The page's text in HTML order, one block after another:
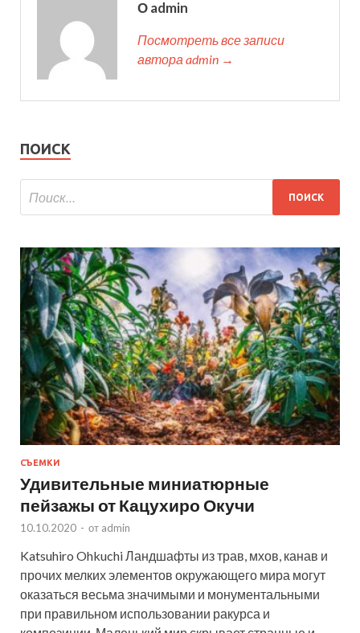
О admin
Посмотреть все записи
автора admin →
ПОИСК
СЪЕМКИ
Удивительные миниатюрные
пейзажы от Кацухиро Окучи
10.10.2020 - от admin
Katsuhiro Ohkuchi Ландшафты из трав, мхов, канав и
прочих мелких элементов окружающего мира могут
оказаться весьма значимыми и монументальными
при правильном использовании ракурса и